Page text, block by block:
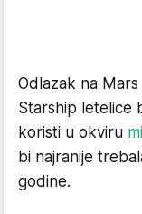
Odlazak na Mars
Starship letelice
koristi u okviru
bi najranije
godine.